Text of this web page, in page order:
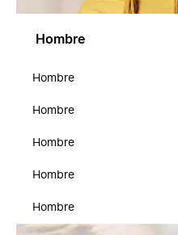
Hombre
Hombre
Hombre
Hombre
Hombre
Hombre